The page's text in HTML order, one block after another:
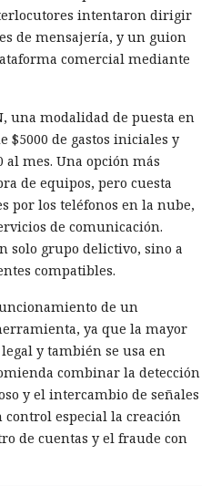
intentaron dirigir
de mensajería, y un guion
comercial mediante
una modalidad de puesta en
de gastos iniciales y
mes. Una opción más
de equipos, pero cuesta
por los teléfonos en la nube,
de comunicación.
solo grupo delictivo, sino a
compatibles.
de un
ya que la mayor
y también se usa en
combinar la detección
y el intercambio de señales
especial la creación
de cuentas y el fraude con